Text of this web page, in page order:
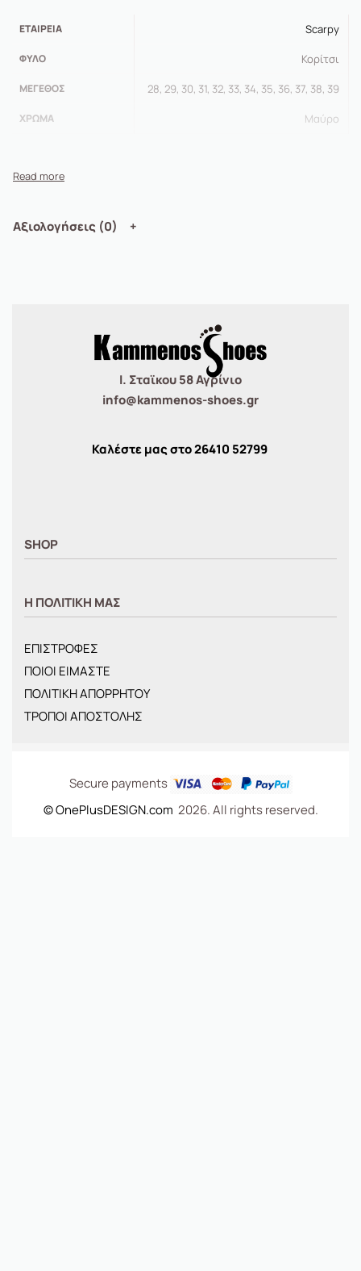
ΕΤΑΙΡΕΊΑ Scarpy
ΦΎΛΟ Κορίτσι
ΜΈΓΕΘΟΣ 28, 29, 30, 31, 32, 33, 34, 35, 36, 37, 38, 39
ΧΡΏΜΑ Μαύρο
Αξιολογήσεις (0)
Ι. Σταϊκου 58 Αγρίνιο
info@kammenos-shoes.gr
Καλέστε μας στο26410 52799
SHOP
ΓΥΝΑΙΚΕΙΑ
BRANDS
ΝΕΕΣ ΑΦΙΞΕΙΣ
OFFERS
ΤΣΑΝΤΕΣ
Η ΠΟΛΙΤΙΚΗ ΜΑΣ
ΕΠΙΣΤΡΟΦΕΣ
ΠΟΙΟΙ ΕΙΜΑΣΤΕ
ΠΟΛΙΤΙΚΗ ΑΠΟΡΡΗΤΟΥ
ΤΡΟΠΟΙ ΑΠΟΣΤΟΛΗΣ
Secure payments
© OnePlusDESIGN.com 2026. All rights reserved.